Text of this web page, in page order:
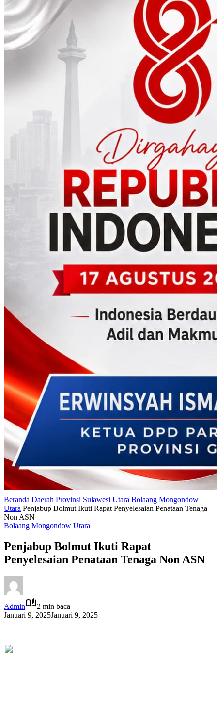
Beranda Daerah Provinsi Sulawesi Utara Bolaang Mongondow
Utara Penjabup Bolmut Ikuti Rapat Penyelesaian Penataan Tenaga
Non ASN
Bolaang Mongondow Utara
Penjabup Bolmut Ikuti Rapat
Penyelesaian Penataan Tenaga Non ASN
Admin
2 min baca
Januari 9, 2025Januari 9, 2025